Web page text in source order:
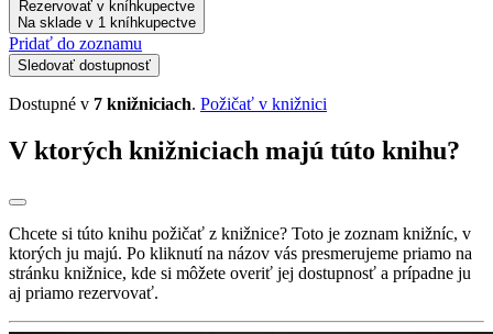
Rezervovať v kníhkupectve
Na sklade v 1 kníhkupectve
Pridať do zoznamu
Sledovať dostupnosť
Dostupné v 7 knižniciach. Požičať v knižnici
V ktorých knižniciach majú túto knihu?
Chcete si túto knihu požičať z knižnice? Toto je zoznam knižníc, v
ktorých ju majú. Po kliknutí na názov vás presmerujeme priamo na
stránku knižnice, kde si môžete overiť jej dostupnosť a prípadne ju
aj priamo rezervovať.